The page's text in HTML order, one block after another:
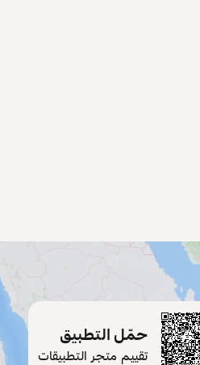
حمّل التطبيق
تقييم متجر التطبيقات